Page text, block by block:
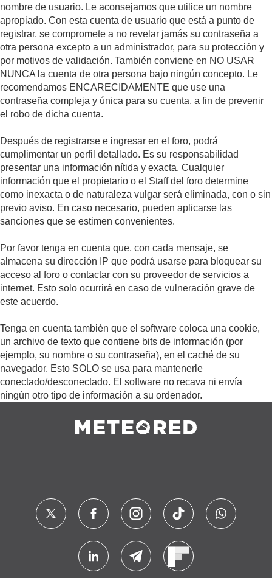
nombre de usuario. Le aconsejamos que utilice un nombre
apropiado. Con esta cuenta de usuario que está a punto de
registrar, se compromete a no revelar jamás su contraseña a
otra persona excepto a un administrador, para su protección y
por motivos de validación. También conviene en NO USAR
NUNCA la cuenta de otra persona bajo ningún concepto. Le
recomendamos ENCARECIDAMENTE que use una
contraseña compleja y única para su cuenta, a fin de prevenir
el robo de dicha cuenta.
Después de registrarse e ingresar en el foro, podrá
cumplimentar un perfil detallado. Es su responsabilidad
presentar una información nítida y exacta. Cualquier
información que el propietario o el Staff del foro determine
como inexacta o de naturaleza vulgar será eliminada, con o sin
previo aviso. En caso necesario, pueden aplicarse las
sanciones que se estimen convenientes.
Por favor tenga en cuenta que, con cada mensaje, se
almacena su dirección IP que podrá usarse para bloquear su
acceso al foro o contactar con su proveedor de servicios a
internet. Esto solo ocurrirá en caso de vulneración grave de
este acuerdo.
Tenga en cuenta también que el software coloca una cookie,
un archivo de texto que contiene bits de información (por
ejemplo, su nombre o su contraseña), en el caché de su
navegador. Esto SOLO se usa para mantenerle
conectado/desconectado. El software no recava ni envía
ningún otro tipo de información a su ordenador.